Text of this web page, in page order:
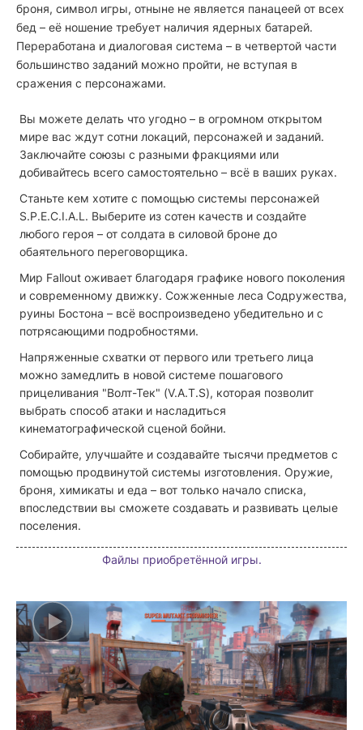
броня, символ игры, отныне не является панацеей от всех
бед – её ношение требует наличия ядерных батарей.
Переработана и диалоговая система – в четвертой части
большинство заданий можно пройти, не вступая в
сражения с персонажами.
Вы можете делать что угодно – в огромном открытом
мире вас ждут сотни локаций, персонажей и заданий.
Заключайте союзы с разными фракциями или
добивайтесь всего самостоятельно – всё в ваших руках.
Станьте кем хотите с помощью системы персонажей
S.P.E.C.I.A.L. Выберите из сотен качеств и создайте
любого героя – от солдата в силовой броне до
обаятельного переговорщика.
Мир Fallout оживает благодаря графике нового поколения
и современному движку. Сожженные леса Содружества,
руины Бостона – всё воспроизведено убедительно и с
потрясающими подробностями.
Напряженные схватки от первого или третьего лица
можно замедлить в новой системе пошагового
прицеливания "Волт-Тек" (V.A.T.S), которая позволит
выбрать способ атаки и насладиться
кинематографической сценой бойни.
Собирайте, улучшайте и создавайте тысячи предметов с
помощью продвинутой системы изготовления. Оружие,
броня, химикаты и еда – вот только начало списка,
впоследствии вы сможете создавать и развивать целые
поселения.
Файлы приобретённой игры.